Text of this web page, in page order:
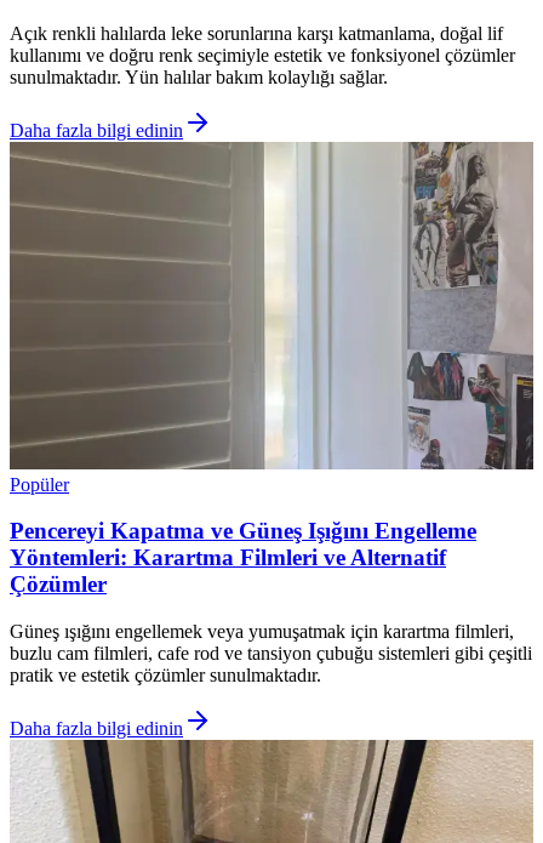
Açık renkli halılarda leke sorunlarına karşı katmanlama, doğal lif
kullanımı ve doğru renk seçimiyle estetik ve fonksiyonel çözümler
sunulmaktadır. Yün halılar bakım kolaylığı sağlar.
Daha fazla bilgi edinin
Popüler
Pencereyi Kapatma ve Güneş Işığını Engelleme
Yöntemleri: Karartma Filmleri ve Alternatif
Çözümler
Güneş ışığını engellemek veya yumuşatmak için karartma filmleri,
buzlu cam filmleri, cafe rod ve tansiyon çubuğu sistemleri gibi çeşitli
pratik ve estetik çözümler sunulmaktadır.
Daha fazla bilgi edinin